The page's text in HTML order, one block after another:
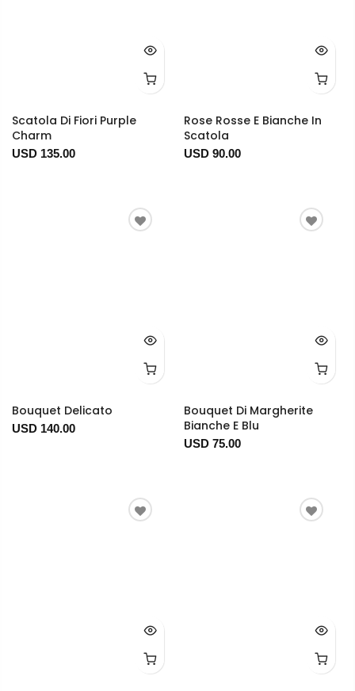
Scatola Di Fiori Purple
Charm
USD 135.00
Rose Rosse E Bianche In
Scatola
USD 90.00
Bouquet Delicato
USD 140.00
Bouquet Di Margherite
Bianche E Blu
USD 75.00